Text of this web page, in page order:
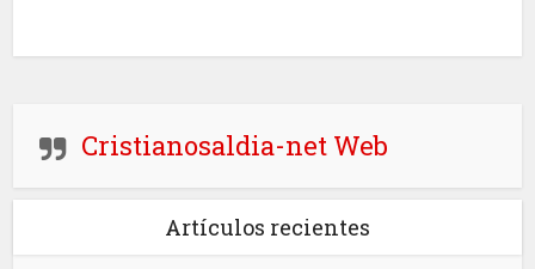
Cristianosaldia-net Web
Artículos recientes